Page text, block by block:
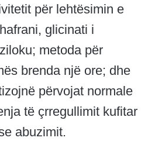
për lehtësimin e
glicinati i
metoda për
brenda një ore; dhe
përvojat normale
të çrregullimit kufitar
abuzimit.